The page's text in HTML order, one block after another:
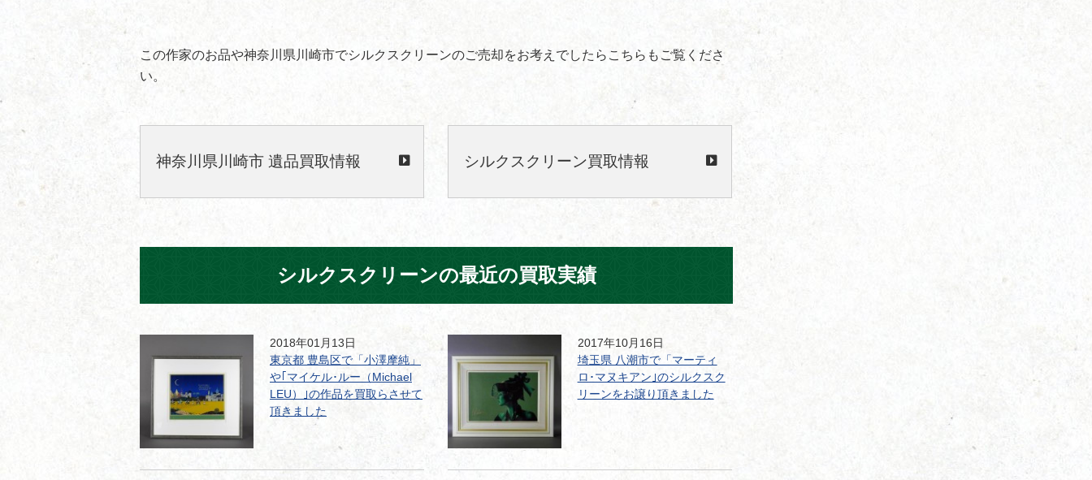
この作家のお品や神奈川県川崎市でシルクスクリーンのご売却をお考えでしたらこちらもご覧くださ
い。
神奈川県川崎市 遺品買取情報 シルクスクリーン買取情報
シルクスクリーンの最近の買取実績
2018年01月13日
東京都 豊島区で「小澤摩純」
や｢マイケル･ルー（Michael
LEU）｣の作品を買取らさせて
頂きました
2017年10月16日
埼玉県 八潮市で「マーティ
ロ･マヌキアン｣のシルクスク
リーンをお譲り頂きました